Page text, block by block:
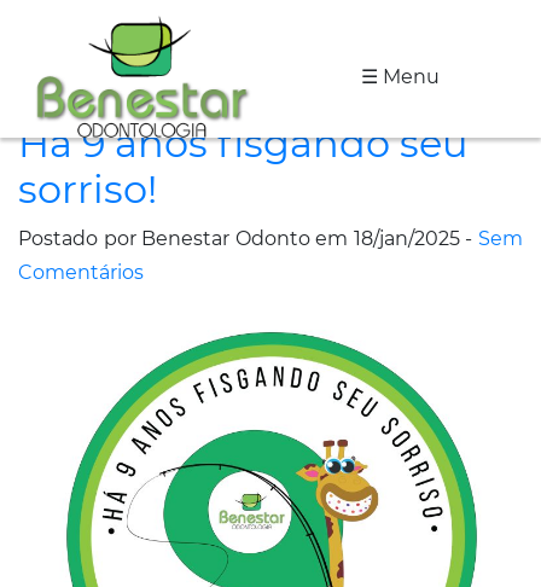
☰ Menu
A
Clínica
Especialidades
Tratamentos
Dicas
de
Saúde
Fale
Conosco
Há 9 anos fisgando seu
sorriso!
Postado por Benestar Odonto em 18/jan/2025 - Sem
Comentários